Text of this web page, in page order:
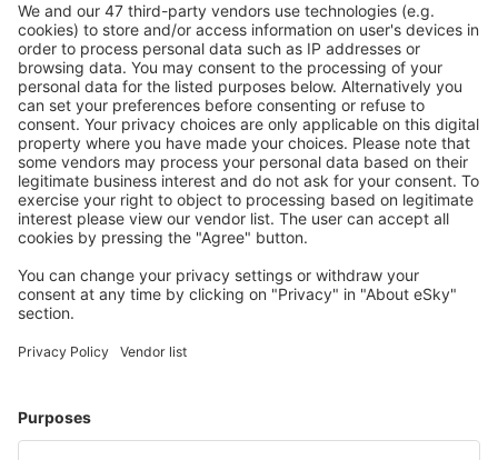
Economiseşte mai mult
Prețuri atractive și oferte speciale pentru utilizatorii
conectați.
Cazarea preferată
Alege din peste 1,3 mil. de opţiuni: hoteluri, cabane,
apartamente și altele.
Cele mai căutate cazări de către utilizatorii eSky
Cazare în Marea Britanie - Orașe populare
Cazare în Liverpool